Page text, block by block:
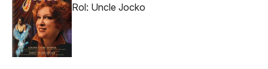
Rol: Uncle Jocko